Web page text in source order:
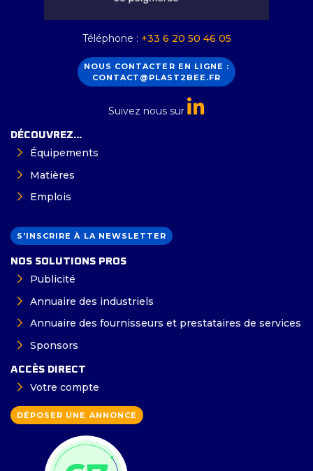
Téléphone : +33 6 20 50 46 05
NOUS CONTACTER EN LIGNE :
CONTACT@PLAST2BEE.FR
Suivez nous sur
DÉCOUVREZ...
Équipements
Matières
Emplois
S'INSCRIRE À LA NEWSLETTER
NOS SOLUTIONS PROS
Publicité
Annuaire des industriels
Annuaire des fournisseurs et prestataires de services
Sponsors
ACCÈS DIRECT
Votre compte
DÉPOSER UNE ANNONCE